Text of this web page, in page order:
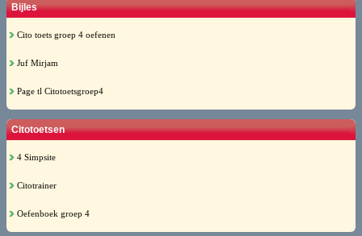
Bijles
Cito toets groep 4 oefenen
Juf Mirjam
Page tl Citotoetsgroep4
Citotoetsen
4 Simpsite
Citotrainer
Oefenboek groep 4